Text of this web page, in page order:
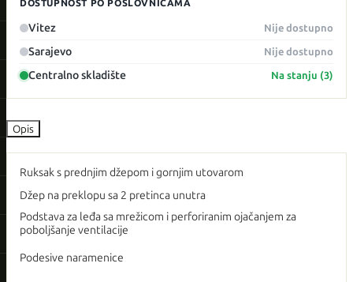
DOSTUPNOST PO POSLOVNICAMA
Vitez Nije dostupno
Sarajevo Nije dostupno
Centralno skladište Na stanju (3)
Opis
Ruksak s prednjim džepom i gornjim utovarom
Džep na preklopu sa 2 pretinca unutra
Podstava za leđa sa mrežicom i perforiranim ojačanjem za
poboljšanje ventilacije
Podesive naramenice